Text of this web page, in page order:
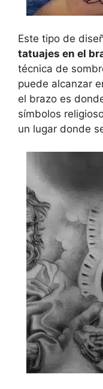
Este tipo de
tatuajes en el
técnica de
puede alcanzar
el brazo es
símbolos
un lugar donde